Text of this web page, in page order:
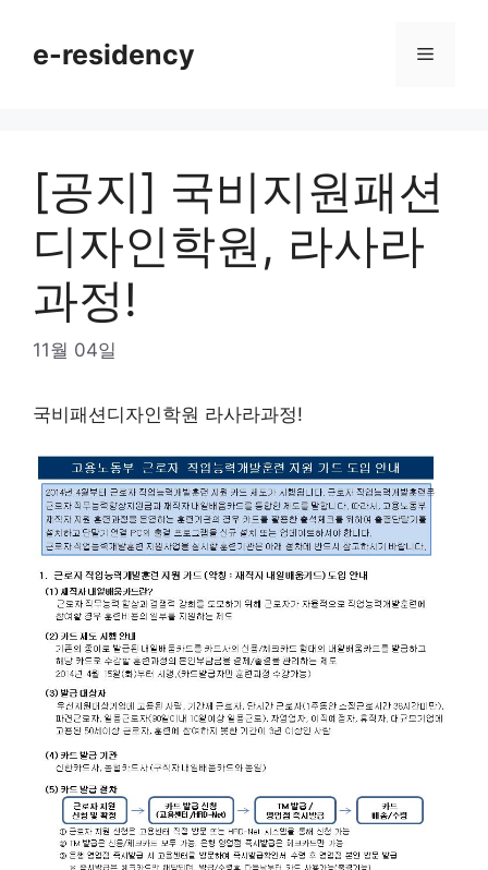
contente-residency Menu
[공지] 국비지원패션
디자인학원, 라사라
과정!
11월 04일
국비패션디자인학원 라사라과정!